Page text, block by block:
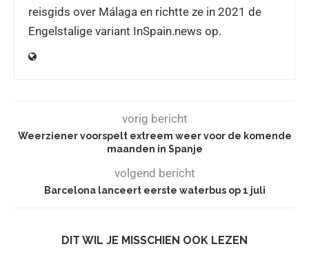
reisgids over Málaga en richtte ze in 2021 de
Engelstalige variant InSpain.news op.
vorig bericht
Weerziener voorspelt extreem weer voor de komende
maanden in Spanje
volgend bericht
Barcelona lanceert eerste waterbus op 1 juli
DIT WIL JE MISSCHIEN OOK LEZEN